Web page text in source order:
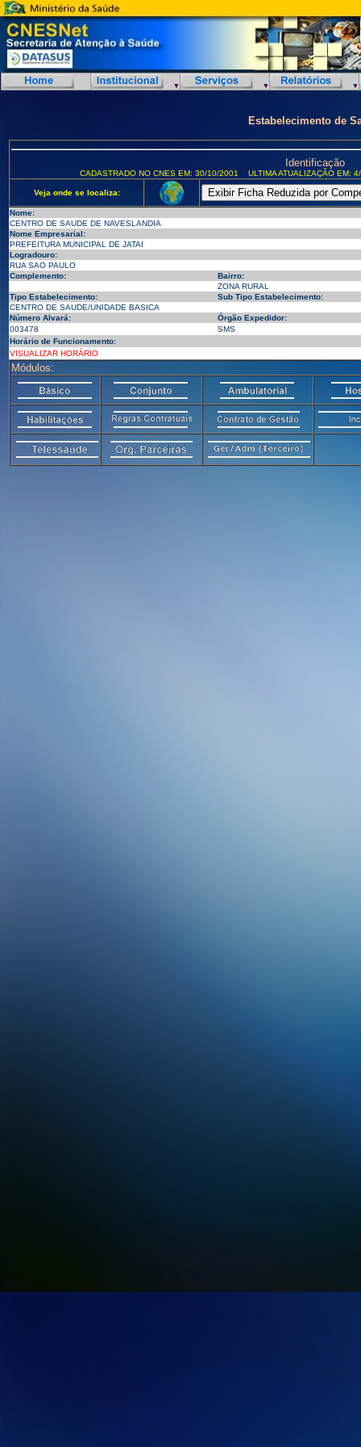
Estabelecimento de
Identificação
CADASTRADO NO CNES EM: 30/10/2001 ULTIMA ATUALIZAÇÃO EM:
Veja onde se localiza:
Nome:
CENTRO DE SAUDE DE NAVESLANDIA
Nome Empresarial:
PREFEITURA MUNICIPAL DE JATAI
Logradouro:
RUA SAO PAULO
Complemento:
Bairro:
ZONA RURAL
Tipo Estabelecimento:
Sub Tipo Estabelecimento:
CENTRO DE SAUDE/UNIDADE BASICA
Número Alvará:
Órgão Expedidor:
003478
SMS
Horário de Funcionamento:
VISUALIZAR HORÁRIO
Módulos: